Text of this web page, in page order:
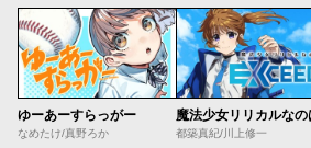
ゆーあーすらっがー
なめたけ/真野ろか 都築真紀/川上修一